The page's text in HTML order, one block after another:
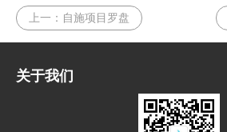
上一： 自施项目罗盘
关于我们